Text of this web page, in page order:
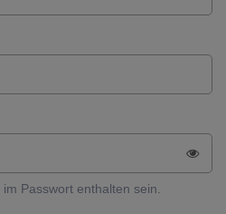
Passwort enthalten sein.